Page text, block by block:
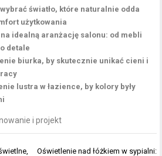
światło, które naturalnie odda
użytkowania
idealną aranżację salonu: od mebli
detale
biurka, by skutecznie unikać cieni i
lustra w łazience, by kolory były
i projekt
Oświetlenie nad łóżkiem w sypialni: